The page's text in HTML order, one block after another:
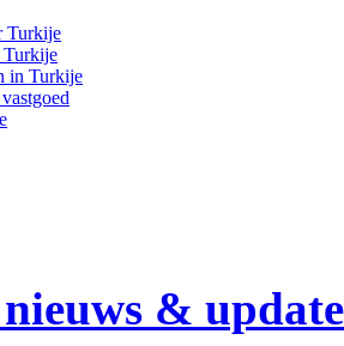
Turkije
Turkije
in Turkije
&